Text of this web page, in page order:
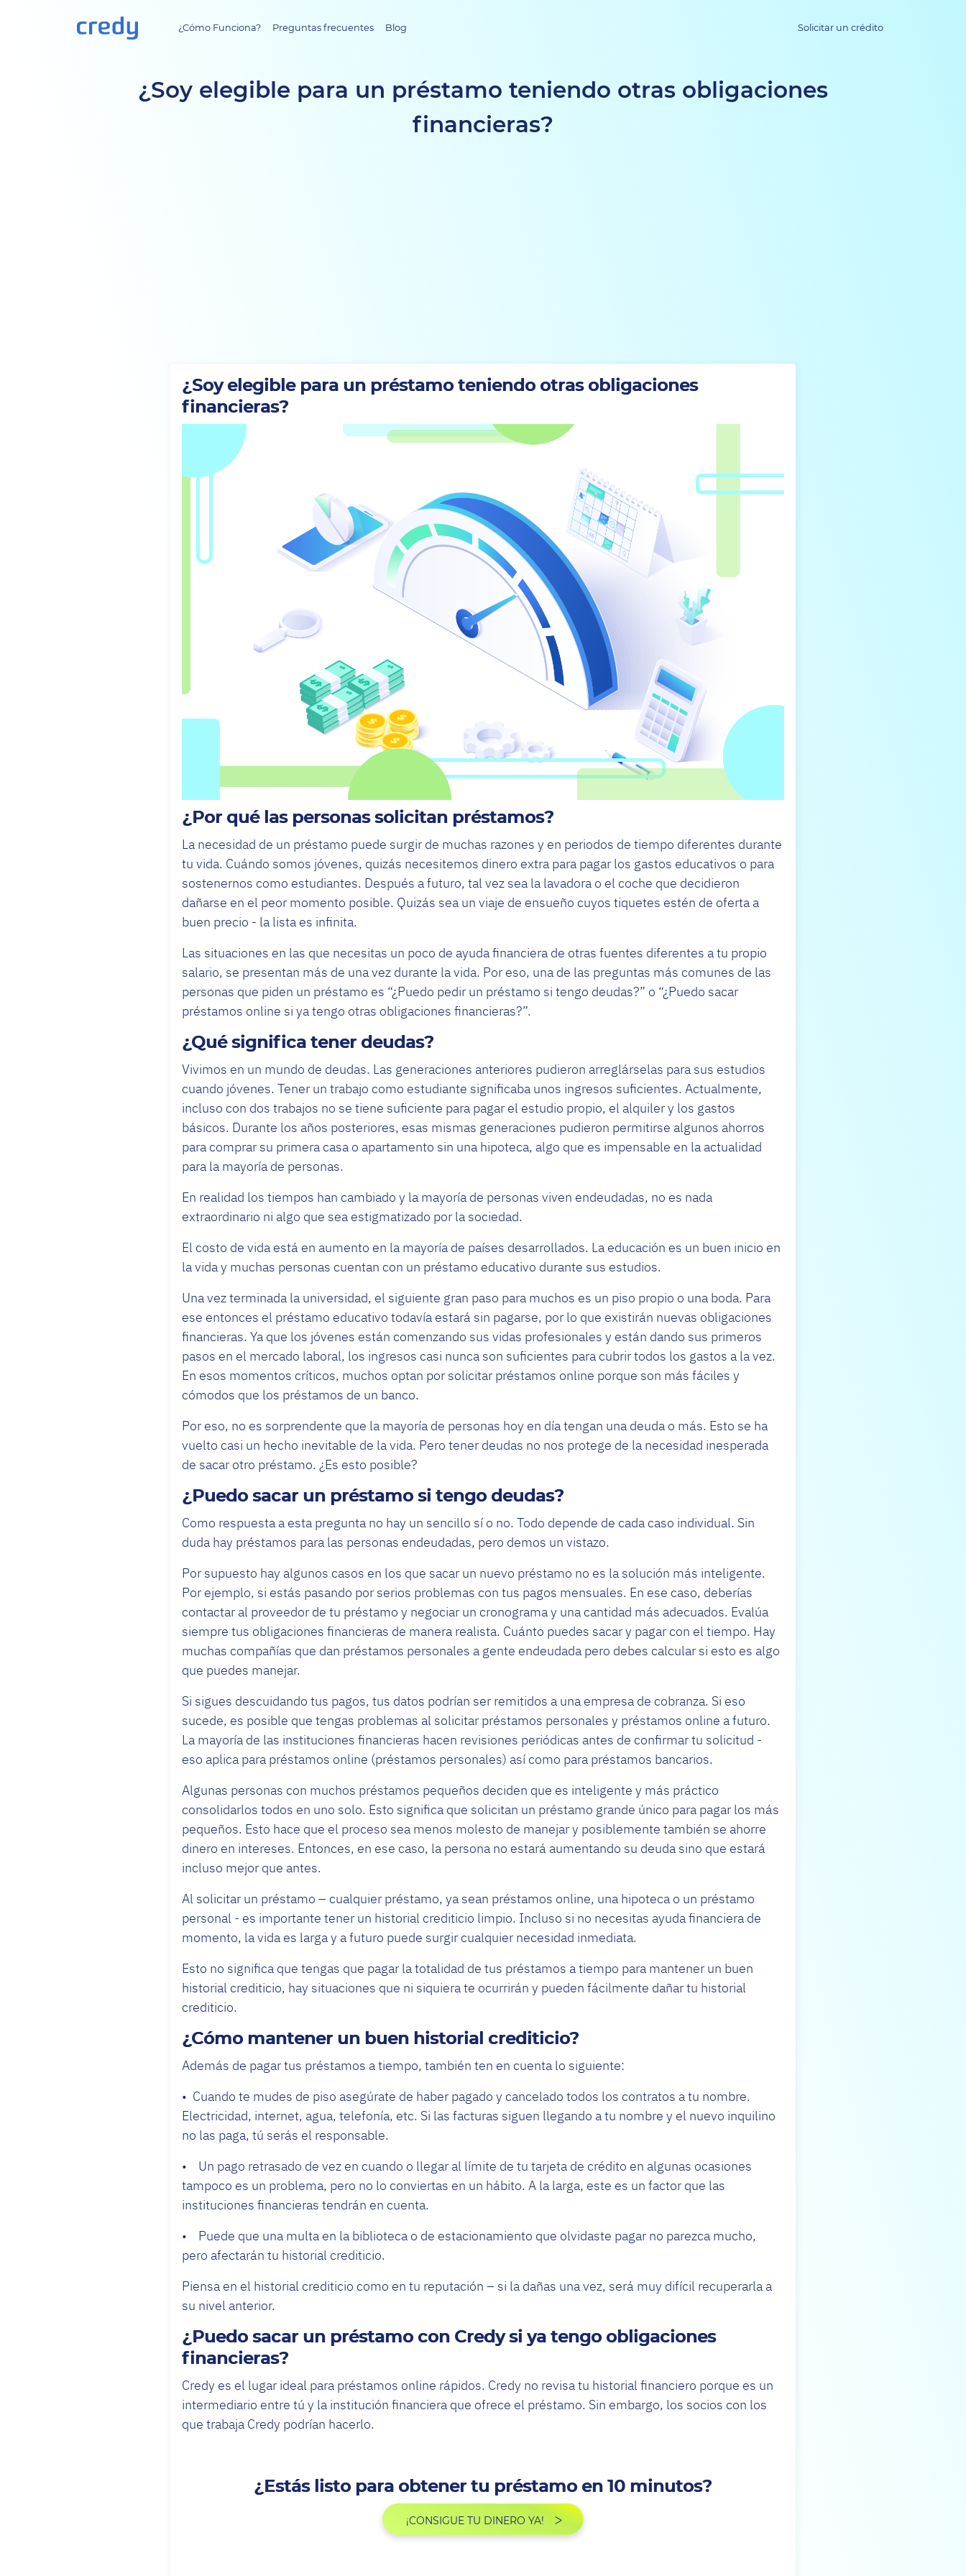
¿Cómo Funciona? Preguntas frecuentes Blog Solicitar un crédito
¿Soy elegible para un préstamo teniendo otras obligaciones
financieras?
¿Soy elegible para un préstamo teniendo otras obligaciones
financieras?
¿Por qué las personas solicitan préstamos?
La necesidad de un préstamo puede surgir de muchas razones y en periodos de tiempo diferentes durante
tu vida. Cuándo somos jóvenes, quizás necesitemos dinero extra para pagar los gastos educativos o para
sostenernos como estudiantes. Después a futuro, tal vez sea la lavadora o el coche que decidieron
dañarse en el peor momento posible. Quizás sea un viaje de ensueño cuyos tiquetes estén de oferta a
buen precio - la lista es infinita.
Las situaciones en las que necesitas un poco de ayuda financiera de otras fuentes diferentes a tu propio
salario, se presentan más de una vez durante la vida. Por eso, una de las preguntas más comunes de las
personas que piden un préstamo es “¿Puedo pedir un préstamo si tengo deudas?” o “¿Puedo sacar
préstamos online si ya tengo otras obligaciones financieras?”.
¿Qué significa tener deudas?
Vivimos en un mundo de deudas. Las generaciones anteriores pudieron arreglárselas para sus estudios
cuando jóvenes. Tener un trabajo como estudiante significaba unos ingresos suficientes. Actualmente,
incluso con dos trabajos no se tiene suficiente para pagar el estudio propio, el alquiler y los gastos
básicos. Durante los años posteriores, esas mismas generaciones pudieron permitirse algunos ahorros
para comprar su primera casa o apartamento sin una hipoteca, algo que es impensable en la actualidad
para la mayoría de personas.
En realidad los tiempos han cambiado y la mayoría de personas viven endeudadas, no es nada
extraordinario ni algo que sea estigmatizado por la sociedad.
El costo de vida está en aumento en la mayoría de países desarrollados. La educación es un buen inicio en
la vida y muchas personas cuentan con un préstamo educativo durante sus estudios.
Una vez terminada la universidad, el siguiente gran paso para muchos es un piso propio o una boda. Para
ese entonces el préstamo educativo todavía estará sin pagarse, por lo que existirán nuevas obligaciones
financieras. Ya que los jóvenes están comenzando sus vidas profesionales y están dando sus primeros
pasos en el mercado laboral, los ingresos casi nunca son suficientes para cubrir todos los gastos a la vez.
En esos momentos críticos, muchos optan por solicitar préstamos online porque son más fáciles y
cómodos que los préstamos de un banco.
Por eso, no es sorprendente que la mayoría de personas hoy en día tengan una deuda o más. Esto se ha
vuelto casi un hecho inevitable de la vida. Pero tener deudas no nos protege de la necesidad inesperada
de sacar otro préstamo. ¿Es esto posible?
¿Puedo sacar un préstamo si tengo deudas?
Como respuesta a esta pregunta no hay un sencillo sí o no. Todo depende de cada caso individual. Sin
duda hay préstamos para las personas endeudadas, pero demos un vistazo.
Por supuesto hay algunos casos en los que sacar un nuevo préstamo no es la solución más inteligente.
Por ejemplo, si estás pasando por serios problemas con tus pagos mensuales. En ese caso, deberías
contactar al proveedor de tu préstamo y negociar un cronograma y una cantidad más adecuados. Evalúa
siempre tus obligaciones financieras de manera realista. Cuánto puedes sacar y pagar con el tiempo. Hay
muchas compañías que dan préstamos personales a gente endeudada pero debes calcular si esto es algo
que puedes manejar.
Si sigues descuidando tus pagos, tus datos podrían ser remitidos a una empresa de cobranza. Si eso
sucede, es posible que tengas problemas al solicitar préstamos personales y préstamos online a futuro.
La mayoría de las instituciones financieras hacen revisiones periódicas antes de confirmar tu solicitud -
eso aplica para préstamos online (préstamos personales) así como para préstamos bancarios.
Algunas personas con muchos préstamos pequeños deciden que es inteligente y más práctico
consolidarlos todos en uno solo. Esto significa que solicitan un préstamo grande único para pagar los más
pequeños. Esto hace que el proceso sea menos molesto de manejar y posiblemente también se ahorre
dinero en intereses. Entonces, en ese caso, la persona no estará aumentando su deuda sino que estará
incluso mejor que antes.
Al solicitar un préstamo – cualquier préstamo, ya sean préstamos online, una hipoteca o un préstamo
personal - es importante tener un historial crediticio limpio. Incluso si no necesitas ayuda financiera de
momento, la vida es larga y a futuro puede surgir cualquier necesidad inmediata.
Esto no significa que tengas que pagar la totalidad de tus préstamos a tiempo para mantener un buen
historial crediticio, hay situaciones que ni siquiera te ocurrirán y pueden fácilmente dañar tu historial
crediticio.
¿Cómo mantener un buen historial crediticio?
Además de pagar tus préstamos a tiempo, también ten en cuenta lo siguiente:
• Cuando te mudes de piso asegúrate de haber pagado y cancelado todos los contratos a tu nombre.
Electricidad, internet, agua, telefonía, etc. Si las facturas siguen llegando a tu nombre y el nuevo inquilino
no las paga, tú serás el responsable.
• Un pago retrasado de vez en cuando o llegar al límite de tu tarjeta de crédito en algunas ocasiones
tampoco es un problema, pero no lo conviertas en un hábito. A la larga, este es un factor que las
instituciones financieras tendrán en cuenta.
• Puede que una multa en la biblioteca o de estacionamiento que olvidaste pagar no parezca mucho,
pero afectarán tu historial crediticio.
Piensa en el historial crediticio como en tu reputación – si la dañas una vez, será muy difícil recuperarla a
su nivel anterior.
¿Puedo sacar un préstamo con Credy si ya tengo obligaciones
financieras?
Credy es el lugar ideal para préstamos online rápidos. Credy no revisa tu historial financiero porque es un
intermediario entre tú y la institución financiera que ofrece el préstamo. Sin embargo, los socios con los
que trabaja Credy podrían hacerlo.
¿Estás listo para obtener tu préstamo en 10 minutos?
¡CONSIGUE TU DINERO YA!